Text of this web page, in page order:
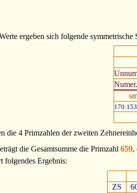
ergeben sich folgende symmetrische
Numer.
die 4 Primzahlen der zweiten
die Gesamtsumme die Primzahl659,
folgendes Ergebnis:
ZS